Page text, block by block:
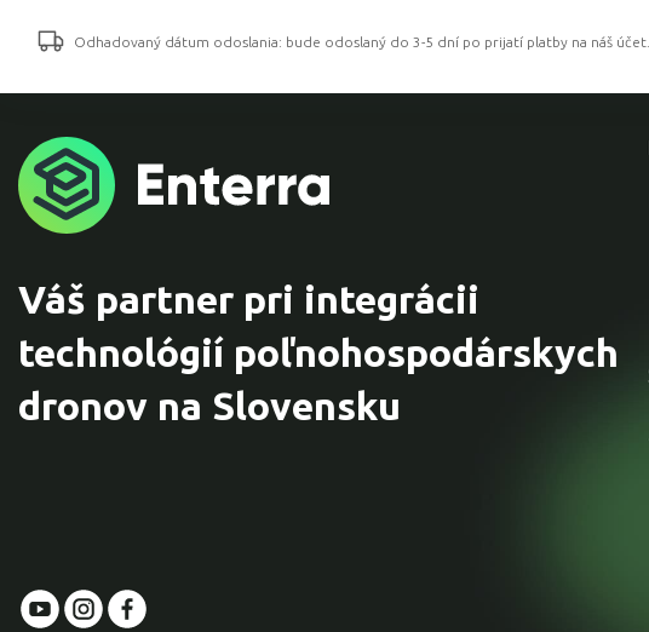
Odhadovaný dátum odoslania: bude odoslaný do 3-5 dní po prijatí platby na náš účet.
Váš partner pri integrácii
technológií poľnohospodárskych
dronov na Slovensku